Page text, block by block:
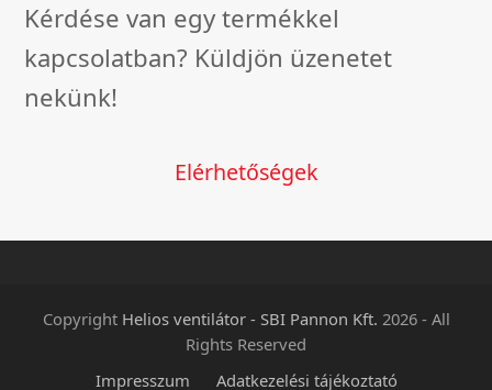
Kérdése van egy termékkel
kapcsolatban? Küldjön üzenetet
nekünk!
Elérhetőségek
Copyright Helios ventilátor - SBI Pannon Kft. 2026 - All
Rights Reserved
Impresszum
Adatkezelési tájékoztató